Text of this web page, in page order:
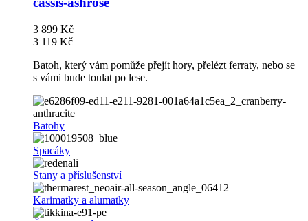
3 899 Kč
3 119 Kč
Batoh, který vám pomůže přejít hory, přelézt ferraty, nebo se
s vámi bude toulat po lese.
Batohy
Spacáky
Stany a příslušenství
Karimatky a alumatky